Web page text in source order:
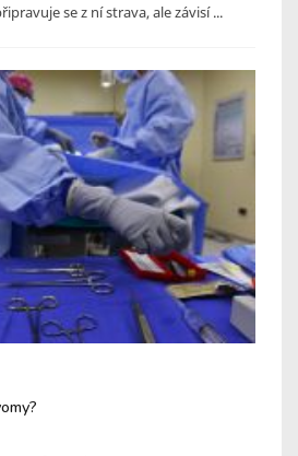
se z ní strava, ale závisí ...